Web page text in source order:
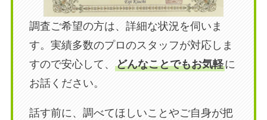
調査ご希望の方は、詳細な状況を伺いま
す。実績多数のプロのスタッフが対応しま
すので安心して、 どんなことでもお気軽に
お話ください。
話す前に、調べてほしいことやご自身が把